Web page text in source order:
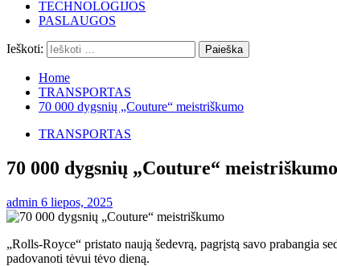
TECHNOLOGIJOS
PASLAUGOS
Ieškoti:
Home
TRANSPORTAS
70 000 dygsnių „Couture“ meistriškumo
TRANSPORTAS
70 000 dygsnių „Couture“ meistriškumo
admin 6 liepos, 2025
„Rolls-Royce“ pristato naują šedevrą, pagrįstą savo prabangia
padovanoti tėvui tėvo dieną.